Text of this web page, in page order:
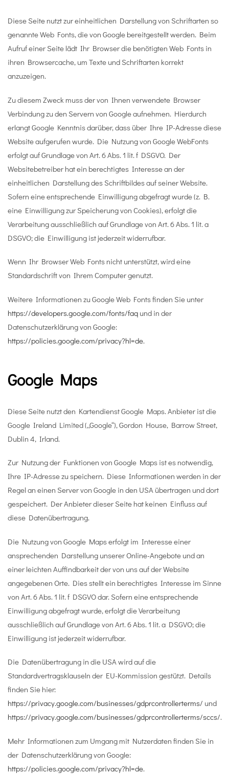
Diese Seite nutzt zur einheitlichen Darstellung von Schriftarten so
genannte Web Fonts, die von Google bereitgestellt werden. Beim
Aufruf einer Seite lädt Ihr Browser die benötigten Web Fonts in
ihren Browsercache, um Texte und Schriftarten korrekt
anzuzeigen.
Zu diesem Zweck muss der von Ihnen verwendete Browser
Verbindung zu den Servern von Google aufnehmen. Hierdurch
erlangt Google Kenntnis darüber, dass über Ihre IP-Adresse diese
Website aufgerufen wurde. Die Nutzung von Google WebFonts
erfolgt auf Grundlage von Art. 6 Abs. 1 lit. f DSGVO. Der
Websitebetreiber hat ein berechtigtes Interesse an der
einheitlichen Darstellung des Schriftbildes auf seiner Website.
Sofern eine entsprechende Einwilligung abgefragt wurde (z. B.
eine Einwilligung zur Speicherung von Cookies), erfolgt die
Verarbeitung ausschließlich auf Grundlage von Art. 6 Abs. 1 lit. a
DSGVO; die Einwilligung ist jederzeit widerrufbar.
Wenn Ihr Browser Web Fonts nicht unterstützt, wird eine
Standardschrift von Ihrem Computer genutzt.
Weitere Informationen zu Google Web Fonts finden Sie unter
https://developers.google.com/fonts/faq und in der
Datenschutzerklärung von Google:
https://policies.google.com/privacy?hl=de.
Google Maps
Diese Seite nutzt den Kartendienst Google Maps. Anbieter ist die
Google Ireland Limited („Google“), Gordon House, Barrow Street,
Dublin 4, Irland.
Zur Nutzung der Funktionen von Google Maps ist es notwendig,
Ihre IP-Adresse zu speichern. Diese Informationen werden in der
Regel an einen Server von Google in den USA übertragen und dort
gespeichert. Der Anbieter dieser Seite hat keinen Einfluss auf
diese Datenübertragung.
Die Nutzung von Google Maps erfolgt im Interesse einer
ansprechenden Darstellung unserer Online-Angebote und an
einer leichten Auffindbarkeit der von uns auf der Website
angegebenen Orte. Dies stellt ein berechtigtes Interesse im Sinne
von Art. 6 Abs. 1 lit. f DSGVO dar. Sofern eine entsprechende
Einwilligung abgefragt wurde, erfolgt die Verarbeitung
ausschließlich auf Grundlage von Art. 6 Abs. 1 lit. a DSGVO; die
Einwilligung ist jederzeit widerrufbar.
Die Datenübertragung in die USA wird auf die
Standardvertragsklauseln der EU-Kommission gestützt. Details
finden Sie hier:
https://privacy.google.com/businesses/gdprcontrollerterms/ und
https://privacy.google.com/businesses/gdprcontrollerterms/sccs/.
Mehr Informationen zum Umgang mit Nutzerdaten finden Sie in
der Datenschutzerklärung von Google:
https://policies.google.com/privacy?hl=de.